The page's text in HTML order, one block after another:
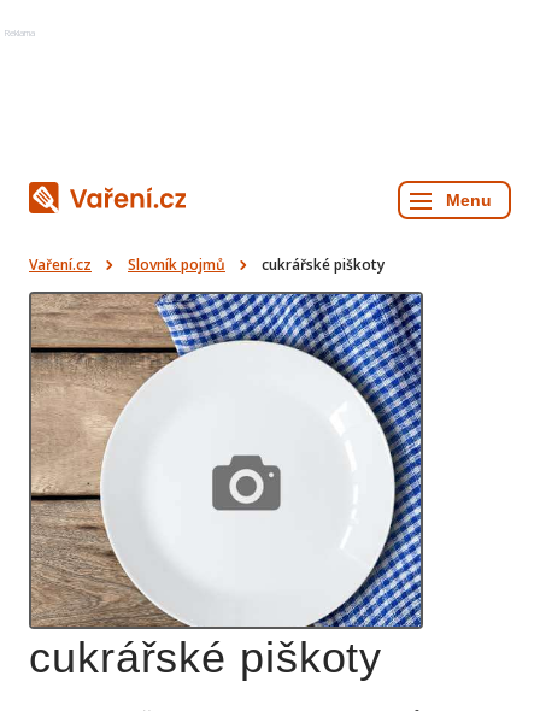
Reklama
Vaření.cz Slovník pojmů cukrářské piškoty
cukrářské piškoty